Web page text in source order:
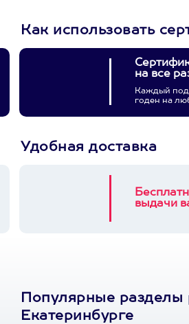
Как использовать
на все
Каждый
годен на
Удобная доставка
выдачи
Популярные разделы
Екатеринбурге